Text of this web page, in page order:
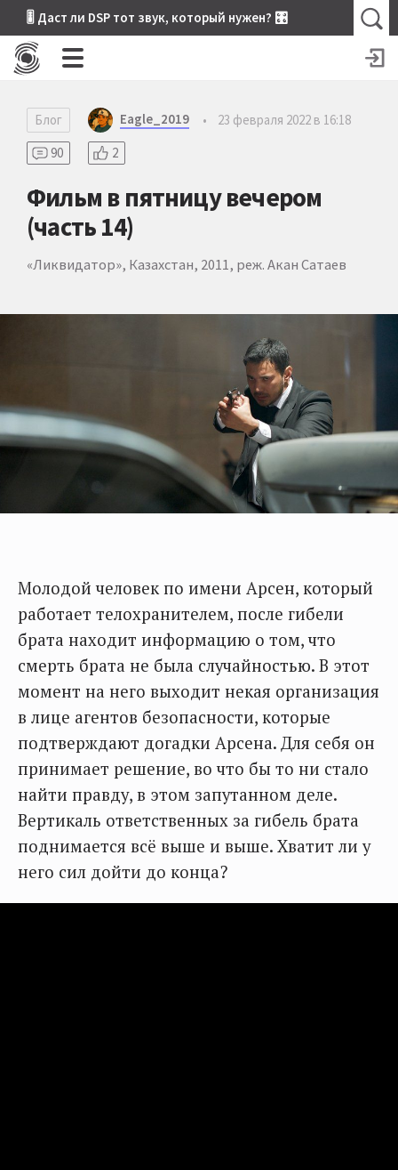
🎚 Даст ли DSP тот звук, который нужен? 🎛
Блог Eagle_2019 •
23 февраля 2022 в 16:18
90
2
Фильм в пятницу вечером
(часть 14)
«Ликвидатор», Казахстан, 2011, реж. Акан Сатаев
Молодой человек по имени Арсен, который
работает телохранителем, после гибели
брата находит информацию о том, что
смерть брата не была случайностью. В этот
момент на него выходит некая организация
в лице агентов безопасности, которые
подтверждают догадки Арсена. Для себя он
принимает решение, во что бы то ни стало
найти правду, в этом запутанном деле.
Вертикаль ответственных за гибель брата
поднимается всё выше и выше. Хватит ли у
него сил дойти до конца?